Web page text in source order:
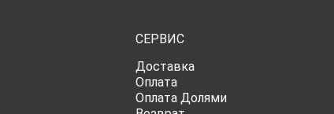
СЕРВИС
Доставка
Оплата
Оплата Долями